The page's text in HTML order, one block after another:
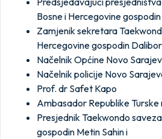
Bosne i Hercegovine
Zamjenik sekretara
Hercegovine gospodin
Načelnik Općine Novo
Načelnik policije Novo
Prof. dr Safet Kapo
Ambasador Republike Turske
Presjednik Taekwondo
gospodin Metin Sahin i